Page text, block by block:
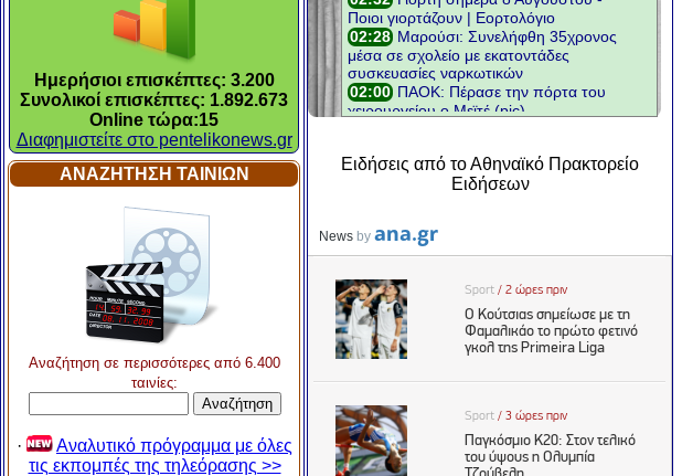
Ημερήσιοι επισκέπτες: 3.200
Συνολικοί επισκέπτες: 1.892.673
Online τώρα:15
Διαφημιστείτε στο pentelikonews.gr
ΑΝΑΖΗΤΗΣΗ ΤΑΙΝΙΩΝ
Αναζήτηση σε περισσότερες από 6.400
ταινίες:
·
Αναλυτικό πρόγραμμα με όλες
τις εκπομπές της τηλεόρασης >>
Ειδήσεις από το Αθηναϊκό Πρακτορείο
Ειδήσεων